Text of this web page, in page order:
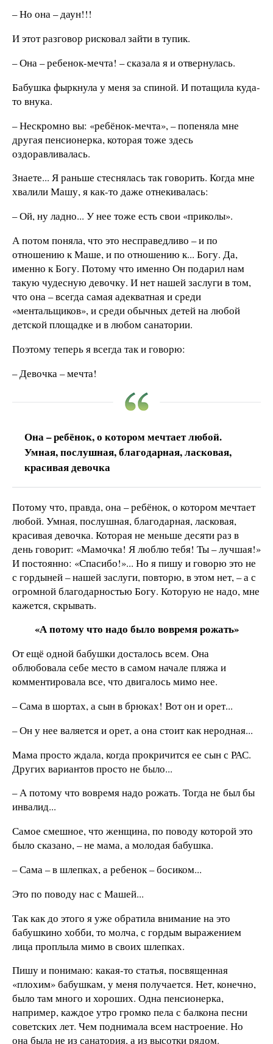
– Но она – даун!!!
И этот разговор рисковал зайти в тупик.
– Она – ребенок-мечта! – сказала я и отвернулась.
Бабушка фыркнула у меня за спиной. И потащила куда-
то внука.
– Нескромно вы: «ребёнок-мечта», – попеняла мне
другая пенсионерка, которая тоже здесь
оздоравливалась.
Знаете... Я раньше стеснялась так говорить. Когда мне
хвалили Машу, я как-то даже отнекивалась:
– Ой, ну ладно... У нее тоже есть свои «приколы».
А потом поняла, что это несправедливо – и по
отношению к Маше, и по отношению к... Богу. Да,
именно к Богу. Потому что именно Он подарил нам
такую чудесную девочку. И нет нашей заслуги в том,
что она – всегда самая адекватная и среди
«ментальщиков», и среди обычных детей на любой
детской площадке и в любом санатории.
Поэтому теперь я всегда так и говорю:
– Девочка – мечта!
Она – ребёнок, о котором мечтает любой.
Умная, послушная, благодарная, ласковая,
красивая девочка
Потому что, правда, она – ребёнок, о котором мечтает
любой. Умная, послушная, благодарная, ласковая,
красивая девочка. Которая не меньше десяти раз в
день говорит: «Мамочка! Я люблю тебя! Ты – лучшая!»
И постоянно: «Спасибо!»... Но я пишу и говорю это не
с гордыней – нашей заслуги, повторю, в этом нет, – а с
огромной благодарностью Богу. Которую не надо, мне
кажется, скрывать.
«А потому что надо было вовремя рожать»
От ещё одной бабушки досталось всем. Она
облюбовала себе место в самом начале пляжа и
комментировала все, что двигалось мимо нее.
– Сама в шортах, а сын в брюках! Вот он и орет...
– Он у нее валяется и орет, а она стоит как неродная...
Мама просто ждала, когда прокричится ее сын с РАС.
Других вариантов просто не было...
– А потому что вовремя надо рожать. Тогда не был бы
инвалид...
Самое смешное, что женщина, по поводу которой это
было сказано, – не мама, а молодая бабушка.
– Сама – в шлепках, а ребенок – босиком...
Это по поводу нас с Машей...
Так как до этого я уже обратила внимание на это
бабушкино хобби, то молча, с гордым выражением
лица проплыла мимо в своих шлепках.
Пишу и понимаю: какая-то статья, посвященная
«плохим» бабушкам, у меня получается. Нет, конечно,
было там много и хороших. Одна пенсионерка,
например, каждое утро громко пела с балкона песни
советских лет. Чем поднимала всем настроение. Но
она была не из санатория, а из высотки рядом.